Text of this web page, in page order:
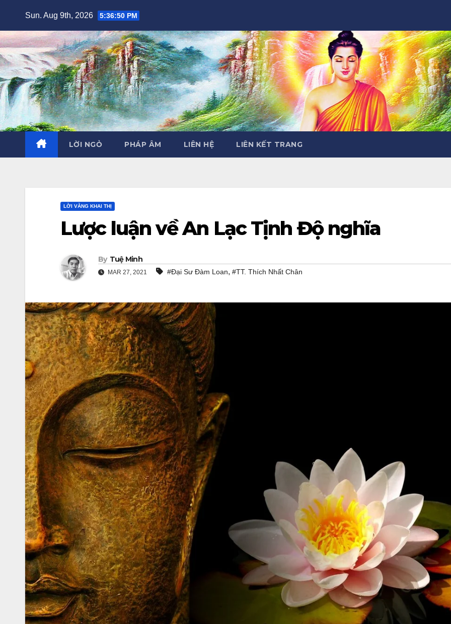
content
Sun. Aug 9th, 2026 5:36:51 PM
LỜI NGỎ PHÁP ÂM LIÊN HỆ LIÊN KẾT TRANG
LỜI VÀNG KHAI THỊ
Lược luận về An Lạc Tịnh Độ nghĩa
By Tuệ Minh
MAR 27, 2021 #Đại Sư Đàm Loan, #TT. Thích Nhất Chân